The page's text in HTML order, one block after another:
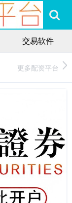
交易软件
更多配资平台